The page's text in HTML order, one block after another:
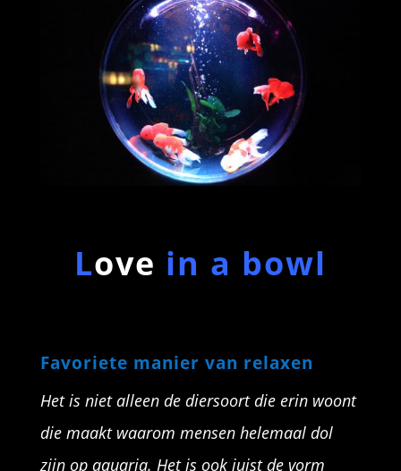
Love in a bowl
Favoriete manier van relaxen
Het is niet alleen de diersoort die erin woont
die maakt waarom mensen helemaal dol
zijn op aquaria. Het is ook juist de vorm